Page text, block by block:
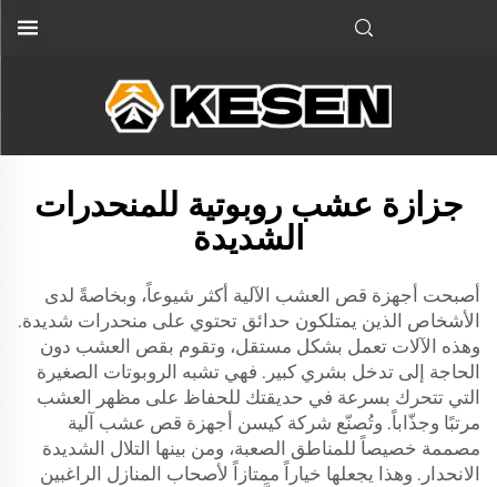
جزازة عشب روبوتية للمنحدرات
الشديدة
أصبحت أجهزة قص العشب الآلية أكثر شيوعاً، وبخاصةً لدى
الأشخاص الذين يمتلكون حدائق تحتوي على منحدرات شديدة.
وهذه الآلات تعمل بشكل مستقل، وتقوم بقص العشب دون
الحاجة إلى تدخل بشري كبير. فهي تشبه الروبوتات الصغيرة
التي تتحرك بسرعة في حديقتك للحفاظ على مظهر العشب
مرتبًا وجذّاباً. وتُصنّع شركة كيسن أجهزة قص عشب آلية
مصممة خصيصاً للمناطق الصعبة، ومن بينها التلال الشديدة
الانحدار. وهذا يجعلها خياراً ممتازاً لأصحاب المنازل الراغبين